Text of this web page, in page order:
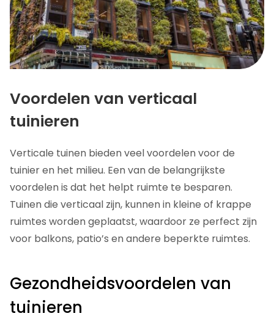
Voordelen van verticaal
tuinieren
Verticale tuinen bieden veel voordelen voor de
tuinier en het milieu. Een van de belangrijkste
voordelen is dat het helpt ruimte te besparen.
Tuinen die verticaal zijn, kunnen in kleine of krappe
ruimtes worden geplaatst, waardoor ze perfect zijn
voor balkons, patio’s en andere beperkte ruimtes.
Gezondheidsvoordelen van
tuinieren